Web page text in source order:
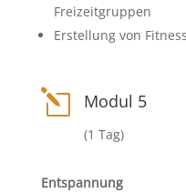
Freizeitgruppen
Erstellung von
l Modul 5
(1 Tag)
Entspannung